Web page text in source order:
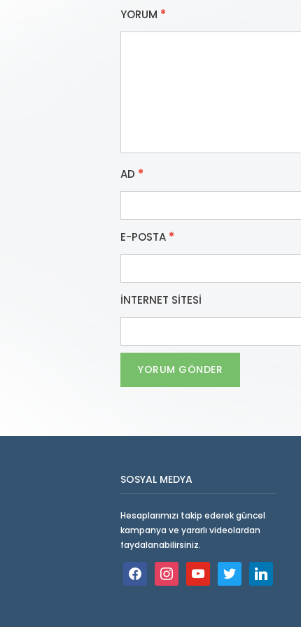
YORUM *
AD *
E-POSTA *
İNTERNET SITESI
SOSYAL MEDYA
Hesaplarımızı takip ederek güncel
kampanya ve yararlı videolardan
faydalanabilirsiniz.
facebookinstagramyoutube twitter linkedin